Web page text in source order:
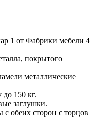
1 от Фабрики мебели 4
покрытого
металлические
150 кг.
заглушки.
обеих сторон с торцов